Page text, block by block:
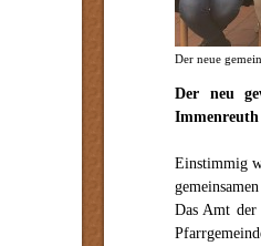
Der neue
Der neu
Immenreuth
Einstimmig
Das Amt